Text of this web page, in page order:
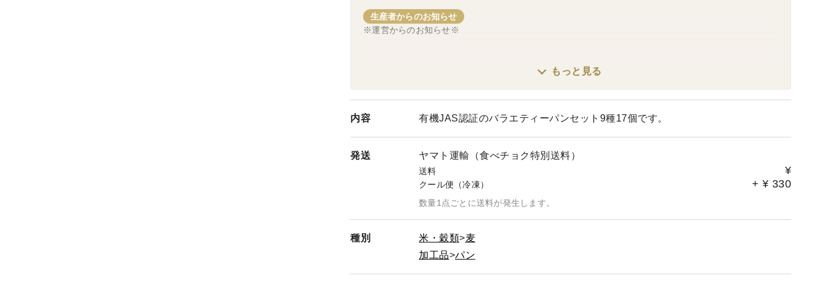
生産者からのお知らせ
※運営からのお知らせ※
☆☆☆☆6/30付で無事有機JAS認証が団体-&gt;個人に移行完了しました。これでまた有機JASマーク付き
■■現在非常に好評いただいている有機JAS認証の自然栽培パン＆Sweets。オーダーが非常に多くなってい
て、発送までに3日～20日かかっています。お待たせして大変申し訳ありませんが、ご了承ください。■■
すぐに製品をお手にしたい方は他店での購入をお勧めします。
※天候に左右される農作業との兼ね合いもあるので、出荷日の指定はできませんが、この日は避けて、或
複数セット以上の商品をオーダーしようとしているお客様へ▲
もっと見る
内容 有機JAS認証のバラエティーパンセット9種17個です。
発送 ヤマト運輸（食べチョク特別送料）
送料 ¥
クール便（冷凍） + ¥ 330
数量1点ごとに送料が発生します。
種別 米・穀類
麦
加工品
パン